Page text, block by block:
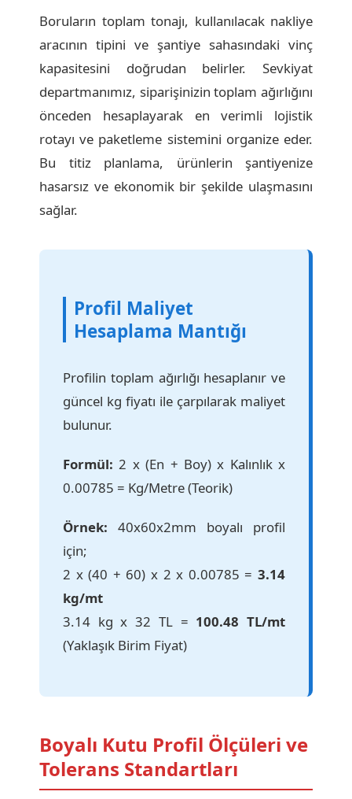
Boruların toplam tonajı, kullanılacak nakliye
aracının tipini ve şantiye sahasındaki vinç
kapasitesini doğrudan belirler. Sevkiyat
departmanımız, siparişinizin toplam ağırlığını
önceden hesaplayarak en verimli lojistik
rotayı ve paketleme sistemini organize eder.
Bu titiz planlama, ürünlerin şantiyenize
hasarsız ve ekonomik bir şekilde ulaşmasını
sağlar.
Profil Maliyet
Hesaplama Mantığı
Profilin toplam ağırlığı hesaplanır ve
güncel kg fiyatı ile çarpılarak maliyet
bulunur.
Formül: 2 x (En + Boy) x Kalınlık x
0.00785 = Kg/Metre (Teorik)
Örnek: 40x60x2mm boyalı profil
için;
2 x (40 + 60) x 2 x 0.00785 = 3.14
kg/mt
3.14 kg x 32 TL = 100.48 TL/mt
(Yaklaşık Birim Fiyat)
Boyalı Kutu Profil Ölçüleri ve
Tolerans Standartları